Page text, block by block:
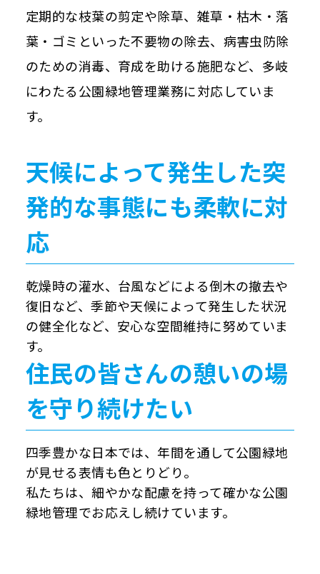
定期的な枝葉の剪定や除草、雑草・枯木・落
葉・ゴミといった不要物の除去、病害虫防除
のための消毒、育成を助ける施肥など、多岐
にわたる公園緑地管理業務に対応していま
す。
天候によって発生した突
発的な事態にも柔軟に対
応
乾燥時の灌水、台風などによる倒木の撤去や
復旧など、季節や天候によって発生した状況
の健全化など、安心な空間維持に努めていま
す。
住民の皆さんの憩いの場
を守り続けたい
四季豊かな日本では、年間を通して公園緑地
が見せる表情も色とりどり。
私たちは、細やかな配慮を持って確かな公園
緑地管理でお応えし続けています。